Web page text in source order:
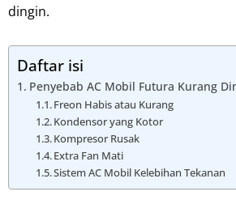
dingin.
Daftar isi
Penyebab AC Mobil Futura Kurang
Freon Habis atau Kurang
Kondensor yang Kotor
Kompresor Rusak
Extra Fan Mati
Sistem AC Mobil Kelebihan Tekanan